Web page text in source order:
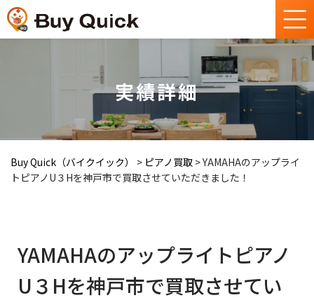
実績詳細
Buy Quick（バイクイック） > ピアノ買取 >YAMAHAのアップライ
トピアノU３Hを神戸市で買取させていただきました！
YAMAHAのアップライトピアノ
U３Hを神戸市で買取させてい